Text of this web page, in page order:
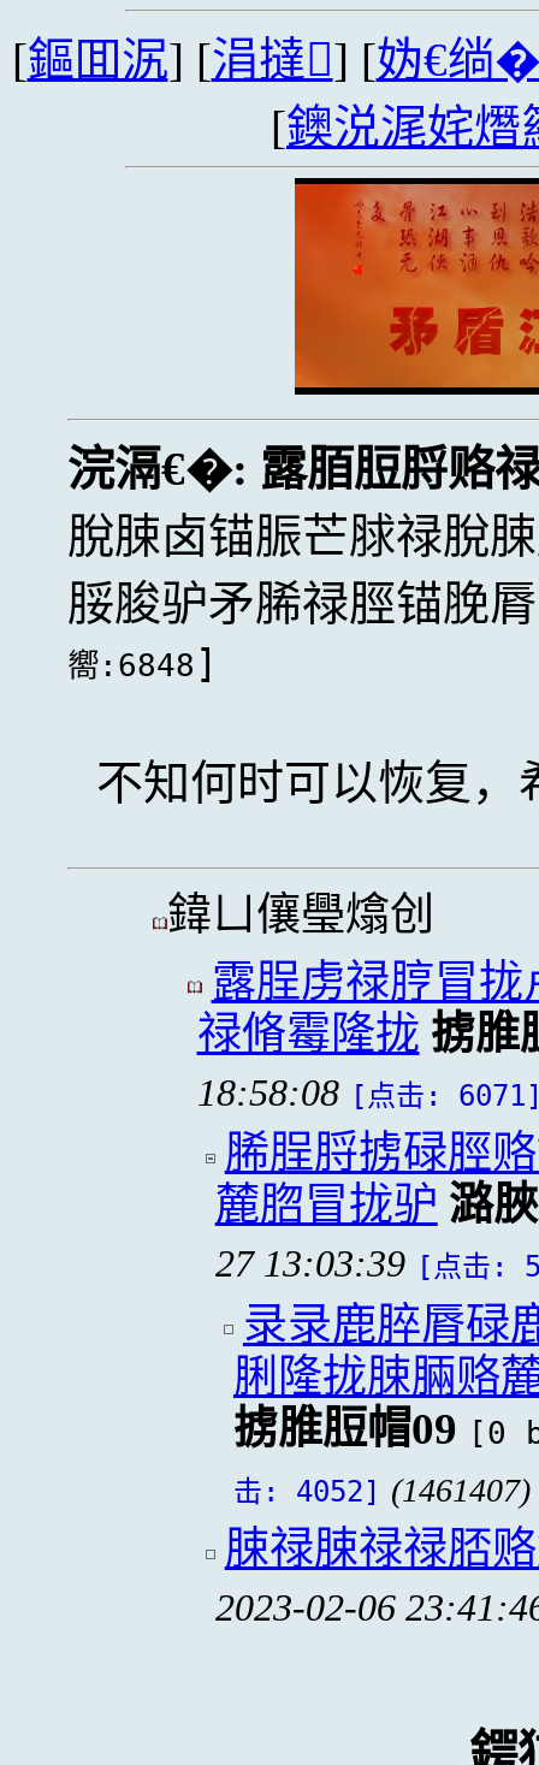
[鏂囬泦] [涓撻] [妫€绱
[鐭涚浘姹熸
浣滆€�: 露脜脰脟赂
脫脨卤锚脤芒脙禄脫
脮脧驴矛脪禄脛锚脕脣
嚮:6848 ]
不知何时可以恢复
鍏ㄩ儴璺熻创
露脭虏禄脝冒
禄脩霉隆拢 掳脽
18:58:08 [点击:
脪脭脟掳碌脛
麓脗冒拢驴 潞
27 13:03:39 [点击:
录录鹿脺脣碌
脷隆拢脨脼赂
掳脽脰帽09 [0
击: 4052] (1461407)
脨禄脨禄禄脴
2023-02-06